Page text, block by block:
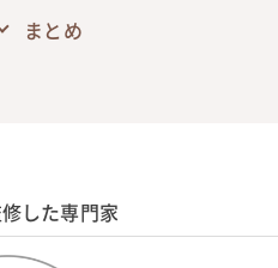
まとめ
した専門家